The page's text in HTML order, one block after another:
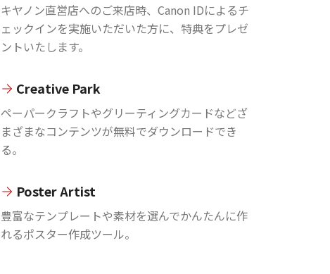
キヤノン直営店へのご来店時、Canon IDによるチ
ェックインを実施いただいた方に、特典をプレゼ
ントいたします。
Creative Park
ペーパークラフトやグリーティングカードなどざ
まざまなコンテンツが無料でダウンロードでき
る。
Poster Artist
豊富なテンプレートや素材を選んでかんたんに作
れるポスター作成ツール。